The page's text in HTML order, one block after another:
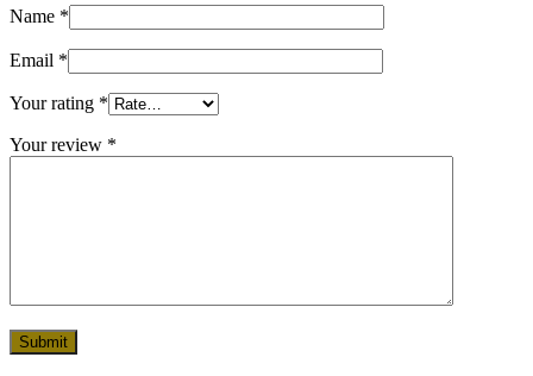
Name *
Email *
Your rating *
Your review *